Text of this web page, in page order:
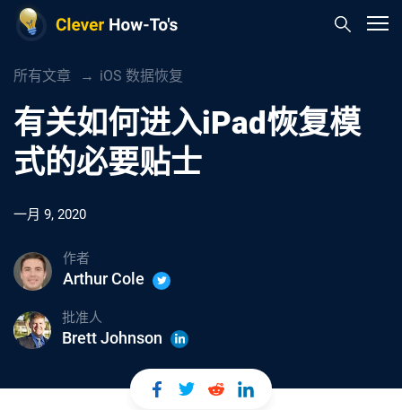
所有文章 iOS 数据恢复
有关如何进入iPad恢复模
式的必要贴士
一月 9, 2020
作者
Arthur Cole
批准人
Brett Johnson